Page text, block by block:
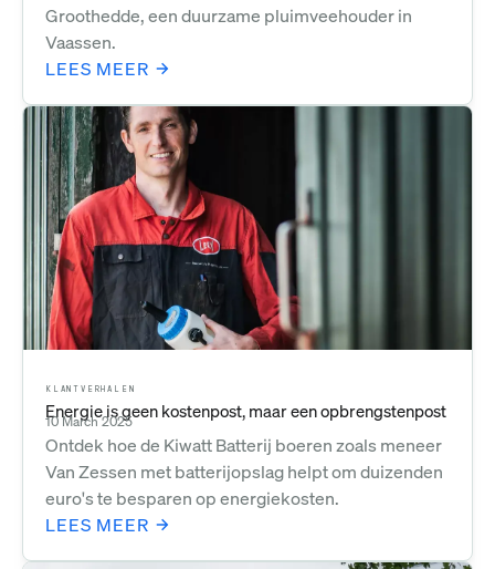
Groothedde, een duurzame pluimveehouder in
Vaassen.
LEES MEER
KLANTVERHALEN
Energie is geen kostenpost, maar een opbrengstenpost
10 March 2025
Ontdek hoe de Kiwatt Batterij boeren zoals meneer
Van Zessen met batterijopslag helpt om duizenden
euro's te besparen op energiekosten.
LEES MEER